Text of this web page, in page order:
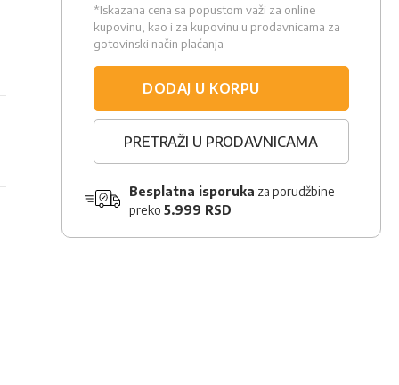
*Iskazana cena sa popustom važi za online
kupovinu, kao i za kupovinu u prodavnicama za
gotovinski način plaćanja
DODAJ U KORPU
PRETRAŽI U PRODAVNICAMA
Besplatna isporuka za porudžbine
preko 5.999 RSD